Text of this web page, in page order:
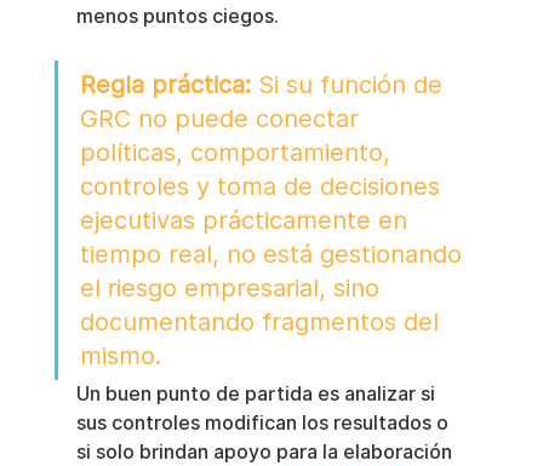
menos puntos ciegos.
Regla práctica: Si su función de
GRC no puede conectar
políticas, comportamiento,
controles y toma de decisiones
ejecutivas prácticamente en
tiempo real, no está gestionando
el riesgo empresarial, sino
documentando fragmentos del
mismo.
Un buen punto de partida es analizar si
sus controles modifican los resultados o
si solo brindan apoyo para la elaboración